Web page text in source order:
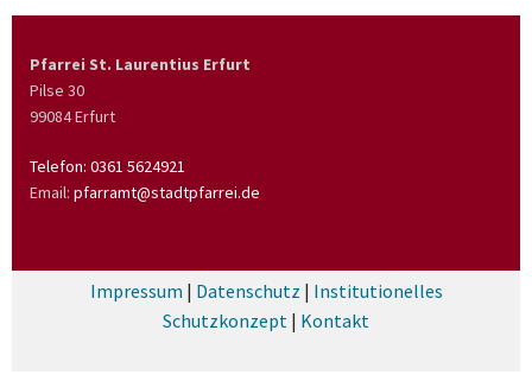
Pfarrei St. Laurentius Erfurt
Pilse 30
99084 Erfurt
Telefon: 0361 5624921
Email: pfarramt@stadtpfarrei.de
Impressum | Datenschutz | Institutionelles
Schutzkonzept | Kontakt